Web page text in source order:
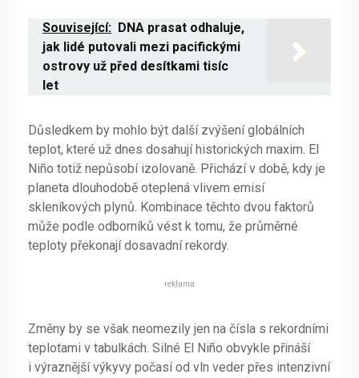
Související: DNA prasat odhaluje,
jak lidé putovali mezi pacifickými
ostrovy už před desítkami tisíc
let
Důsledkem by mohlo být další zvýšení globálních
teplot, které už dnes dosahují historických maxim. El
Niño totiž nepůsobí izolovaně. Přichází v době, kdy je
planeta dlouhodobě oteplená vlivem emisí
skleníkových plynů. Kombinace těchto dvou faktorů
může podle odborníků vést k tomu, že průměrné
teploty překonají dosavadní rekordy.
reklama
Změny by se však neomezily jen na čísla s rekordními
teplotami v tabulkách. Silné El Niño obvykle přináší
i výraznější výkyvy počasí od vln veder přes intenzivní